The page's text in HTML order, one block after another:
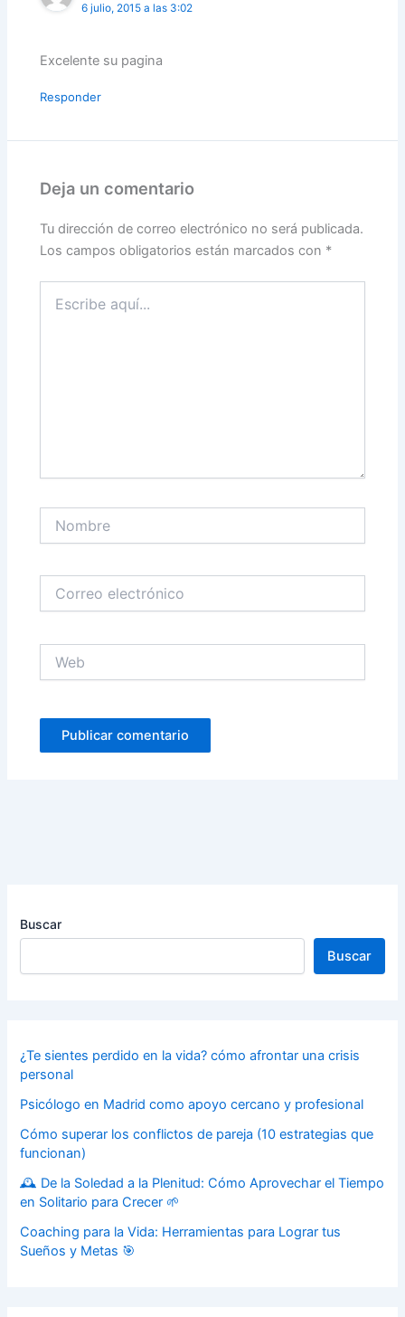
6 julio, 2015 a las 3:02
Excelente su pagina
Responder
Deja un comentario
Tu dirección de correo electrónico no será publicada.
Los campos obligatorios están marcados con *
aquí...
electrónico
Buscar
Buscar
¿Te sientes perdido en la vida? cómo afrontar una crisis
personal
Psicólogo en Madrid como apoyo cercano y profesional
Cómo superar los conflictos de pareja (10 estrategias que
funcionan)
🕰️ De la Soledad a la Plenitud: Cómo Aprovechar el Tiempo
en Solitario para Crecer 🌱
Coaching para la Vida: Herramientas para Lograr tus
Sueños y Metas 🎯